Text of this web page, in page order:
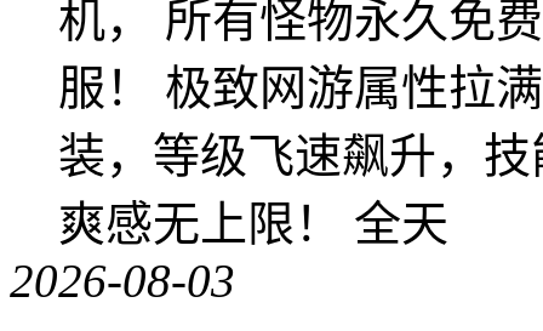
机， 所有怪物永久免
服！ 极致网游属性拉
装，等级飞速飙升，
爽感无上限！ 全天
2026-08-03